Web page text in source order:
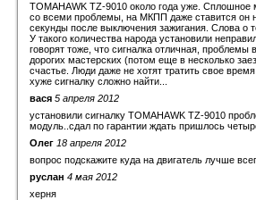
TOMAHAWK TZ-9010 около года уже. Сплошное
со всеми проблемы, на МКПП даже ставится он
секунды после выключения зажигания. Слова о
У такого количества народа установили
говорят тоже, что сигналка отличная,
дорогих мастерских (потом еще в несколько
счастье. Люди даже не хотят тратить свое
хуже сигналку сложно найти...
вася 5 апреля 2012
установили сигналку TOMAHAWK TZ-9010
модуль..сдал по гарантии ждать пришлось
Олег 18 апреля 2012
вопрос подскажите куда на двигатель лучше
руслан 4 мая 2012
херня